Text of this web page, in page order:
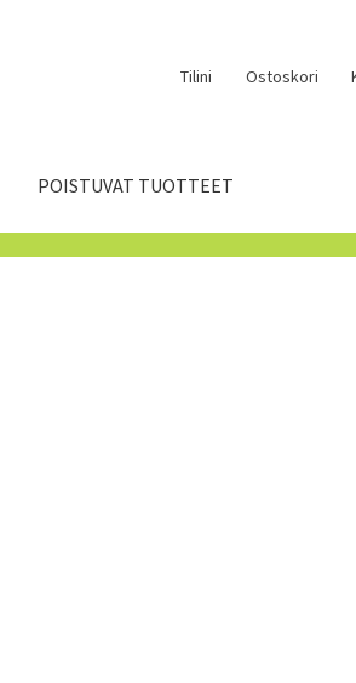
Tilini Ostoskori
POISTUVAT TUOTTEET